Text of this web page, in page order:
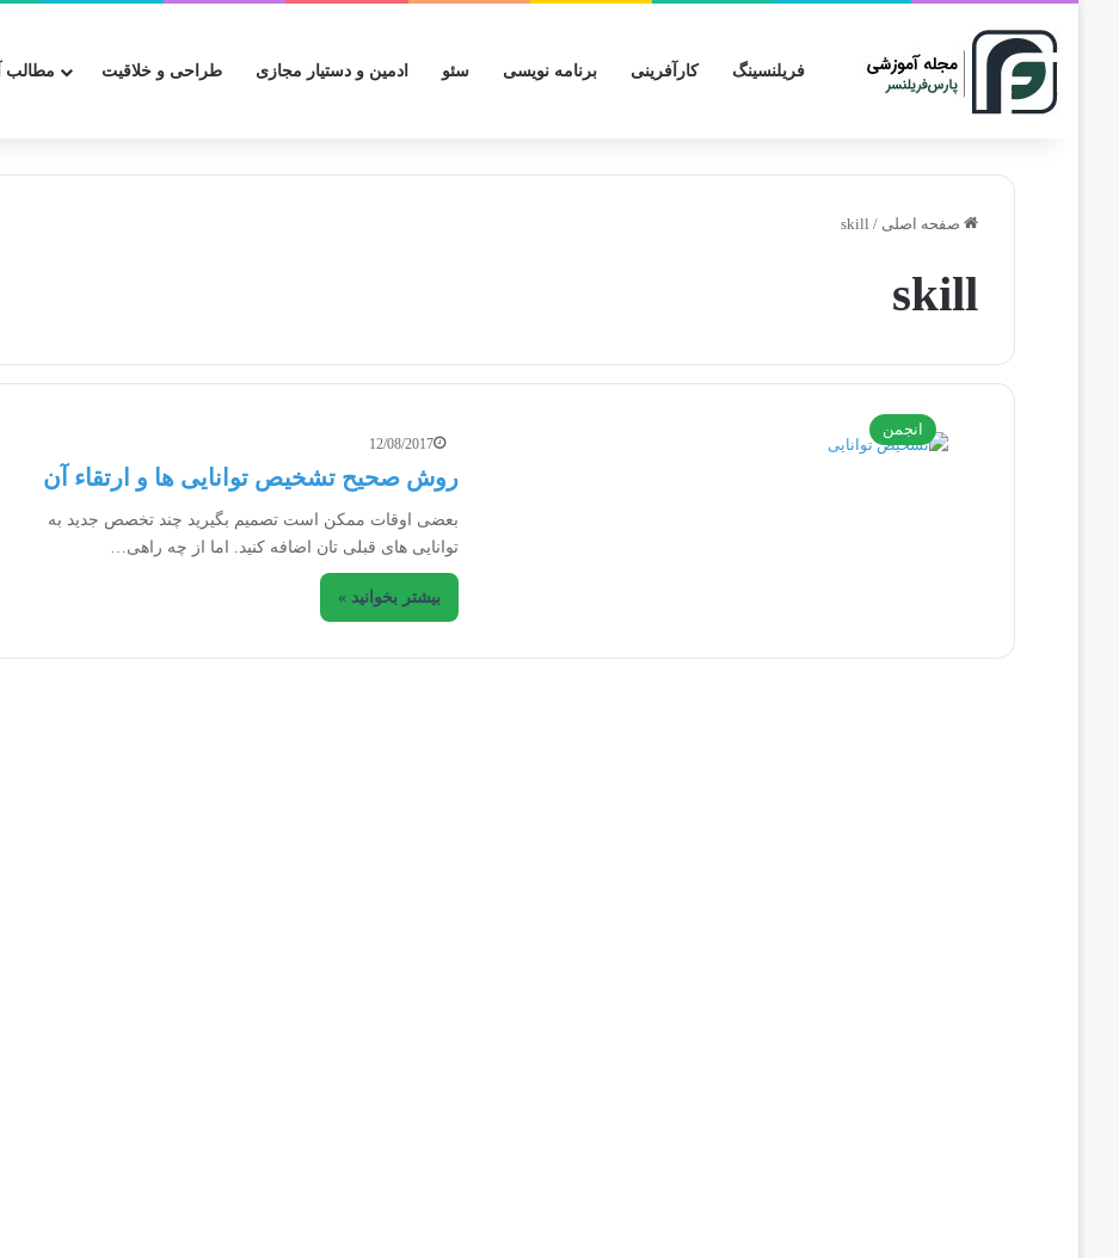
فریلنسینگ کارآفرینی برنامه نویسی سئو ادمین و دستیار مجازی طراحی و خلاقیت مطالب
صفحه اصلی /
skill
skill
انجمن
12/08/2017
روش صحیح تشخیص توانایی ها و ارتقاء آن
بعضی اوقات ممکن است تصمیم بگیرید چند تخصص جدید به
توانایی های قبلی تان اضافه کنید. اما از چه راهی…
بیشتر بخوانید »